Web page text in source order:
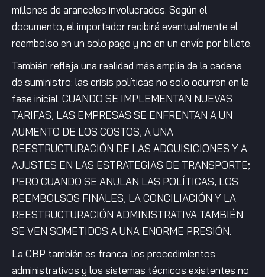
millones de aranceles involucrados. Según el
documento, el importador recibirá eventualmente el
reembolso en un solo pago y no en un envío por billete.
También refleja una realidad más amplia de la cadena
de suministro: las crisis políticas no solo ocurren en la
fase inicial. CUANDO SE IMPLEMENTAN NUEVAS
TARIFAS, LAS EMPRESAS SE ENFRENTAN A UN
AUMENTO DE LOS COSTOS, A UNA
REESTRUCTURACIÓN DE LAS ADQUISICIONES Y A
AJUSTES EN LAS ESTRATEGIAS DE TRANSPORTE;
PERO CUANDO SE ANULAN LAS POLÍTICAS, LOS
REEMBOLSOS FINALES, LA CONCILIACIÓN Y LA
REESTRUCTURACIÓN ADMINISTRATIVA TAMBIÉN
SE VEN SOMETIDOS A UNA ENORME PRESIÓN.
La CBP también es franca: los procedimientos
administrativos y los sistemas técnicos existentes no